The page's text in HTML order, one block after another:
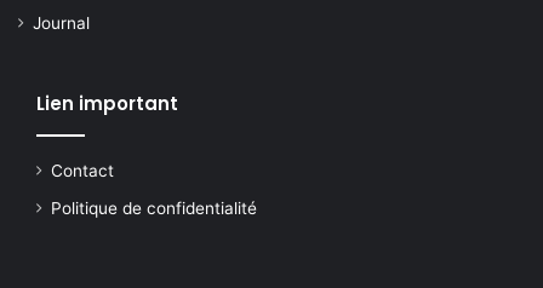
Journal
Lien important
Contact
Politique de confidentialité